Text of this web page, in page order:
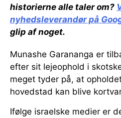
historierne alle taler om?
nyhedsleverandør på
glip af noget.
Munashe Garananga er
efter sit lejeophold i
meget tyder på, at
hovedstad kan blive
Ifølge israelske medier er